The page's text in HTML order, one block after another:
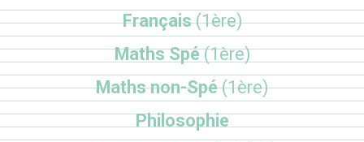
Français(1ère)
Maths Spé(1ère)
Maths non-Spé(1ère)
Philosophie